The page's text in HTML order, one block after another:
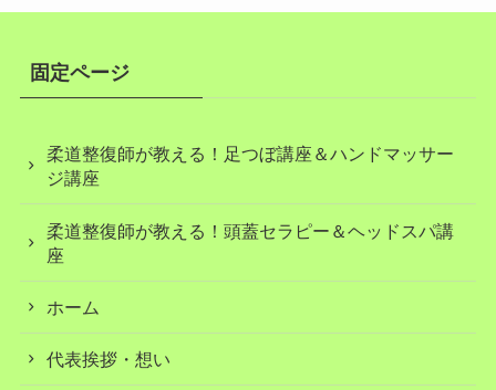
固定ページ
柔道整復師が教える！足つぼ講座＆ハンドマッサー
ジ講座
柔道整復師が教える！頭蓋セラピー＆ヘッドスパ講
座
ホーム
代表挨拶・想い